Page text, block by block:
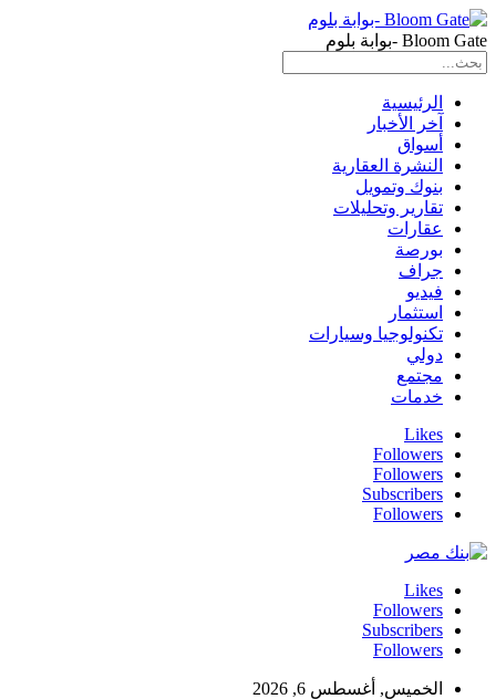
Bloom Gate -بوابة بلوم
الرئيسية
آخر الأخبار
أسواق
النشرة العقارية
بنوك وتمويل
تقارير وتحليلات
عقارات
بورصة
جراف
فيديو
استثمار
تكنولوجيا وسيارات
دولي
مجتمع
خدمات
Likes
Followers
Followers
Subscribers
Followers
Likes
Followers
Subscribers
Followers
الخميس, أغسطس 6, 2026